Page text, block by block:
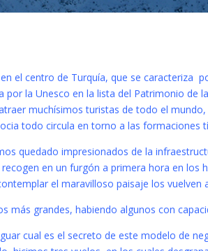
el centro de Turquía, que se caracteriza
la Unesco en la lista del Patrimonio de
muchísimos turistas de todo el
todo circula en torno a las formaciones
quedado impresionados de la
en un furgón a primera hora en los
el maravilloso paisaje los vuelven
más grandes, habiendo algunos con
cual es el secreto de este modelo de